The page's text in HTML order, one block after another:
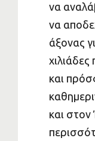
να
να
άξονας
και
και